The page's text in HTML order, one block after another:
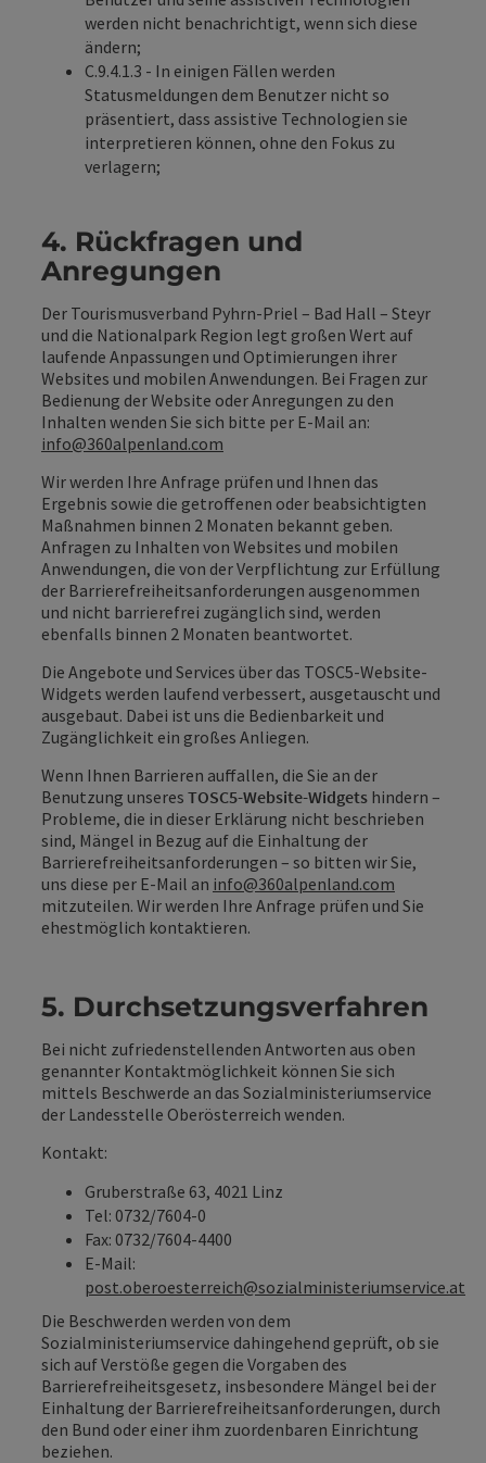
werden nicht benachrichtigt, wenn sich diese
ändern;
C.9.4.1.3 - In einigen Fällen werden
Statusmeldungen dem Benutzer nicht so
präsentiert, dass assistive Technologien sie
interpretieren können, ohne den Fokus zu
verlagern;
4. Rückfragen und
Anregungen
Der Tourismusverband Pyhrn-Priel – Bad Hall – Steyr
und die Nationalpark Region legt großen Wert auf
laufende Anpassungen und Optimierungen ihrer
Websites und mobilen Anwendungen. Bei Fragen zur
Bedienung der Website oder Anregungen zu den
Inhalten wenden Sie sich bitte per E-Mail an:
info@360alpenland.com
Wir werden Ihre Anfrage prüfen und Ihnen das
Ergebnis sowie die getroffenen oder beabsichtigten
Maßnahmen binnen 2 Monaten bekannt geben.
Anfragen zu Inhalten von Websites und mobilen
Anwendungen, die von der Verpflichtung zur Erfüllung
der Barrierefreiheitsanforderungen ausgenommen
und nicht barrierefrei zugänglich sind, werden
ebenfalls binnen 2 Monaten beantwortet.
Die Angebote und Services über das TOSC5-Website-
Widgets werden laufend verbessert, ausgetauscht und
ausgebaut. Dabei ist uns die Bedienbarkeit und
Zugänglichkeit ein großes Anliegen.
Wenn Ihnen Barrieren auffallen, die Sie an der
Benutzung unseres TOSC5-Website-Widgets hindern –
Probleme, die in dieser Erklärung nicht beschrieben
sind, Mängel in Bezug auf die Einhaltung der
Barrierefreiheitsanforderungen – so bitten wir Sie,
uns diese per E‑Mail an info@360alpenland.com
mitzuteilen. Wir werden Ihre Anfrage prüfen und Sie
ehestmöglich kontaktieren.
5. Durchsetzungsverfahren
Bei nicht zufriedenstellenden Antworten aus oben
genannter Kontaktmöglichkeit können Sie sich
mittels Beschwerde an das Sozialministeriumservice
der Landesstelle Oberösterreich wenden.
Kontakt:
Gruberstraße 63, 4021 Linz
Tel: 0732/7604-0
Fax: 0732/7604-4400
E-Mail:
post.oberoesterreich@sozialministeriumservice.at
Die Beschwerden werden von dem
Sozialministeriumservice dahingehend geprüft, ob sie
sich auf Verstöße gegen die Vorgaben des
Barrierefreiheitsgesetz, insbesondere Mängel bei der
Einhaltung der Barrierefreiheitsanforderungen, durch
den Bund oder einer ihm zuordenbaren Einrichtung
beziehen.